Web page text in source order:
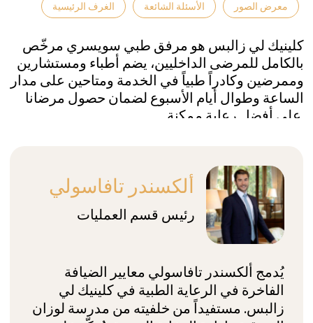
الغرف الرئيسية الأسئلة الشائعة معرض الصور
يُدمج ألكسندر تافاسولي معايير الضيافة
زالبس. مستفيداً من خلفيته من مدرسة لوزان
الفندقية وإدارة الرعاية الصحية، يُركّز على
تعزيز رفاهية المرضى وأمنهم.
ولد دكتور راندولف ويليس في آن أربور بولاية
ميشيغان عام 1963، درس ما قبل الطب
والأدب الفرنسي في جامعة ميشيغان.
بالتزامن مع ذلك، حصل على شهادة في اللغة
والثقافة الفرنسية من جامعة مونبلييه وبدأ
فترة الإقامة، حصل على شهادة كطبيب نفسي